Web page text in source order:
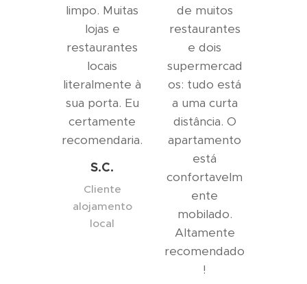
limpo. Muitas
lojas e
restaurantes
locais
literalmente à
sua porta. Eu
certamente
recomendaria.
S.C.
Cliente
alojamento
local
de muitos
restaurantes
e dois
supermercad
os: tudo está
a uma curta
distância. O
apartamento
está
confortavelm
ente
mobilado.
Altamente
recomendado
!